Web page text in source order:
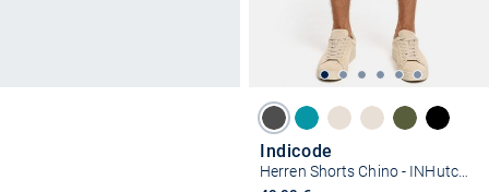
Indicode
Herren Shorts Chino - INHutchico